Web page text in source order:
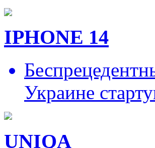
IPHONE 14
Украине
UNIQA